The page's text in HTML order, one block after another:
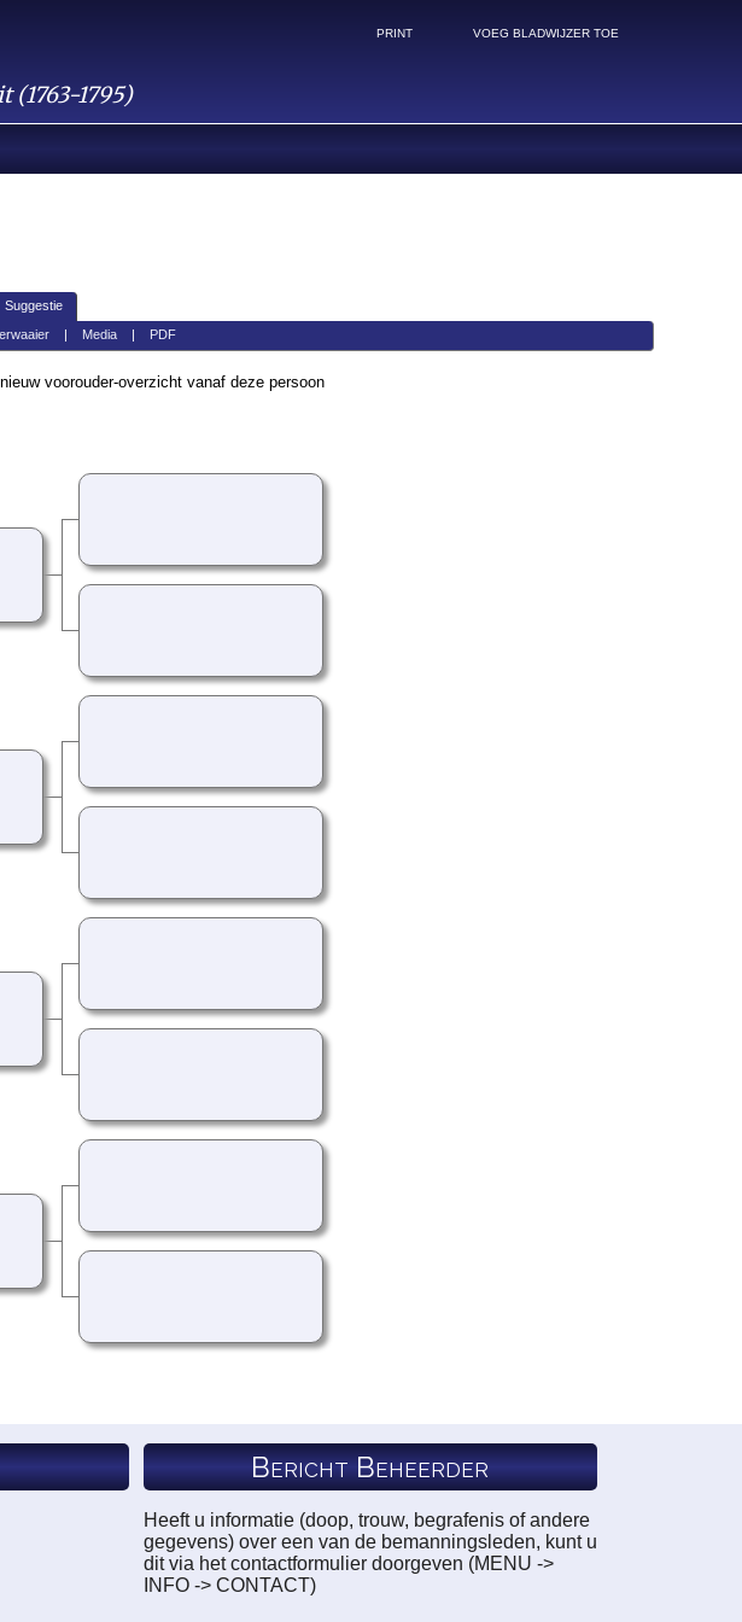
1795)
PRINT VOEG BLADWIJZER TOE
Suggestie
| Media| PDF
voorouder-overzicht vanaf deze persoon
Bericht Beheerder
Heeft u informatie (doop, trouw, begrafenis of andere
gegevens) over een van de bemanningsleden, kunt u
dit via het contactformulier doorgeven (MENU ->
INFO -> CONTACT)